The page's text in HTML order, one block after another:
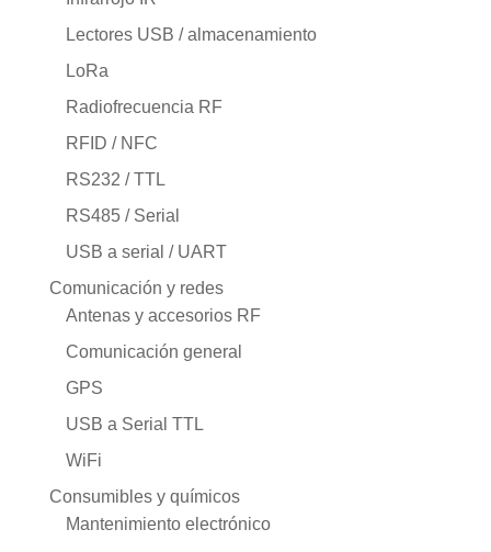
Lectores USB / almacenamiento
LoRa
Radiofrecuencia RF
RFID / NFC
RS232 / TTL
RS485 / Serial
USB a serial / UART
Comunicación y redes
Antenas y accesorios RF
Comunicación general
GPS
USB a Serial TTL
WiFi
Consumibles y químicos
Mantenimiento electrónico